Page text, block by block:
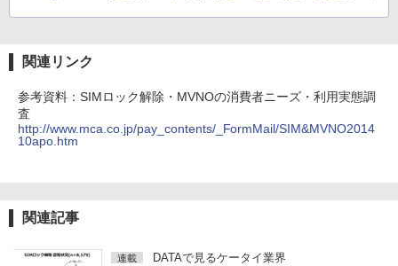
関連リンク
参考資料：SIMロック解除・MVNOの消費者ニーズ・利用実態調
査
http://www.mca.co.jp/pay_contents/_FormMail/SIM&MVNO2014
10apo.htm
関連記事
連載 DATAで見るケータイ業界